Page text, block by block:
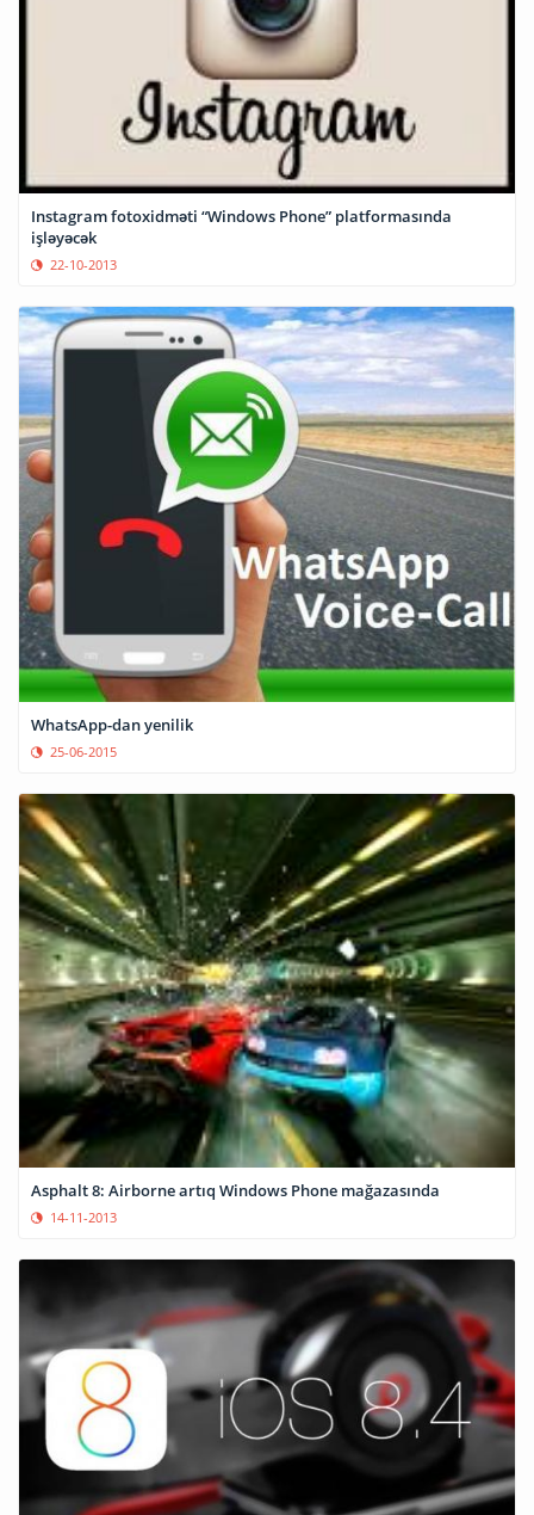
Instagram fotoxidməti “Windows Phone” platformasında
işləyəcək
22-10-2013
WhatsApp-dan yenilik
25-06-2015
Asphalt 8: Airborne artıq Windows Phone mağazasında
14-11-2013